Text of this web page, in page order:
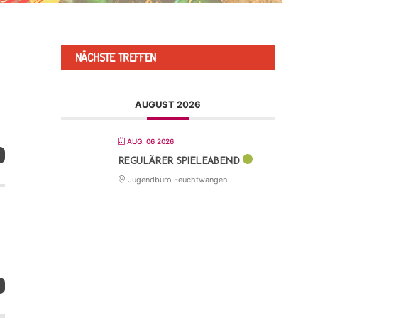
NÄCHSTE TREFFEN
AUGUST 2026
AUG. 06 2026
REGULÄRER SPIELEABEND
Jugendbüro Feuchtwangen